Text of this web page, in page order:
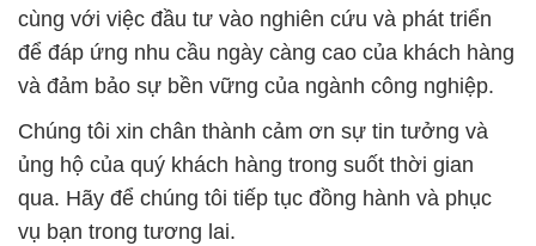
cùng với việc đầu tư vào nghiên cứu và phát triển
để đáp ứng nhu cầu ngày càng cao của khách hàng
và đảm bảo sự bền vững của ngành công nghiệp.
Chúng tôi xin chân thành cảm ơn sự tin tưởng và
ủng hộ của quý khách hàng trong suốt thời gian
qua. Hãy để chúng tôi tiếp tục đồng hành và phục
vụ bạn trong tương lai.